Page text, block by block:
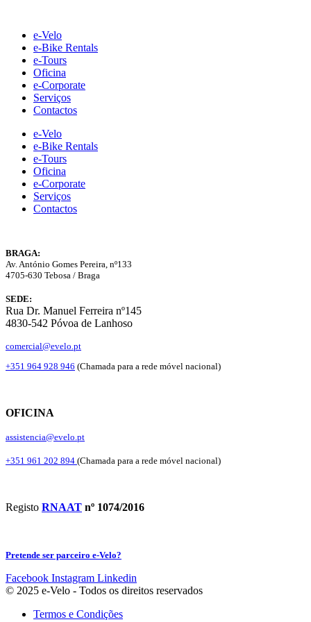
contente-Velo
e-Bike Rentals
e-Tours
Oficina
e-Corporate
Serviços
Contactos
e-Velo
e-Bike Rentals
e-Tours
Oficina
e-Corporate
Serviços
Contactos
BRAGA:
Av. António Gomes Pereira, nº133
4705-630 Tebosa / Braga
SEDE:
Rua Dr. Manuel Ferreira nº145
4830-542 Póvoa de Lanhoso
comercial@evelo.pt
+351 964 928 946 (Chamada para a rede móvel nacional)
OFICINA
assistencia@evelo.pt
+351 961 202 894 (Chamada para a rede móvel nacional)
Registo RNAAT nº 1074/2016
Pretende ser parceiro e-Velo?
Facebook Instagram Linkedin
© 2025 e-Velo - Todos os direitos reservados
Termos e Condições